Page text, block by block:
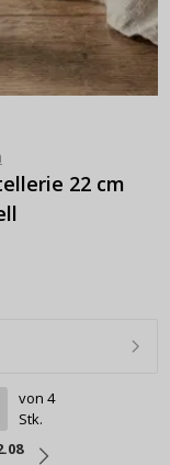
22 cm
von 4
Stk.